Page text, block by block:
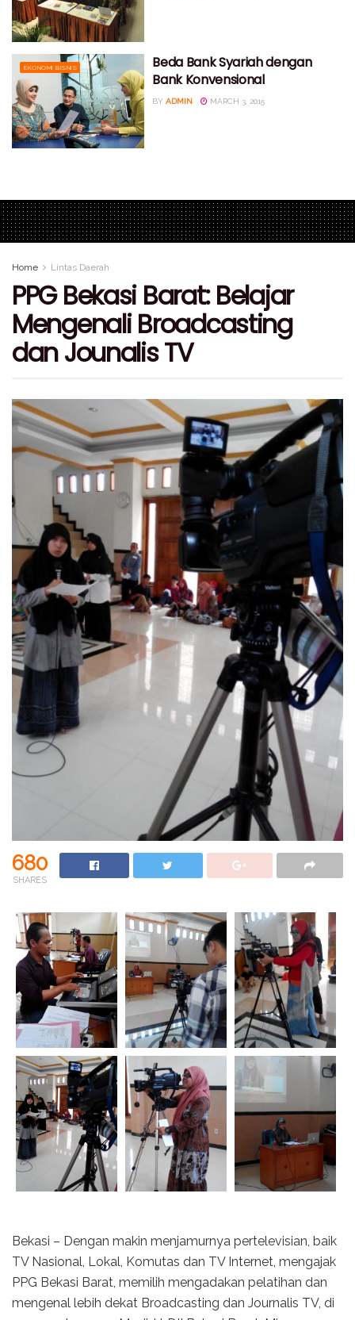
EKONOMI BISNIS
Beda Bank Syariah dengan
Bank Konvensional
BY ADMIN MARCH 3, 2015
Home Lintas Daerah
PPG Bekasi Barat: Belajar
Mengenali Broadcasting
dan Jounalis TV
680
SHARES
Bekasi – Dengan makin menjamurnya pertelevisian, baik
TV Nasional, Lokal, Komutas dan TV Internet, mengajak
PPG Bekasi Barat, memilih mengadakan pelatihan dan
mengenal lebih dekat Broadcasting dan Journalis TV, di